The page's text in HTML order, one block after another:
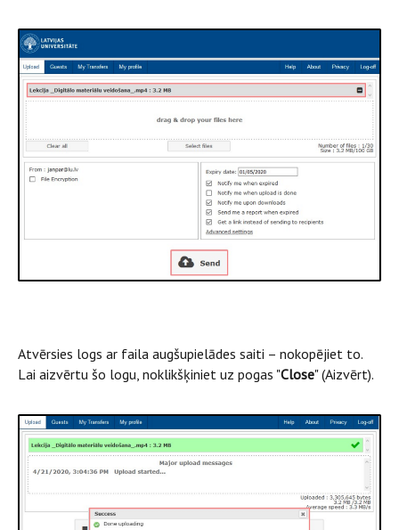
Atvērsies logs ar faila augšupielādes saiti – nokopējiet to.
Lai aizvērtu šo logu, noklikšķiniet uz pogas "Close" (Aizvērt).